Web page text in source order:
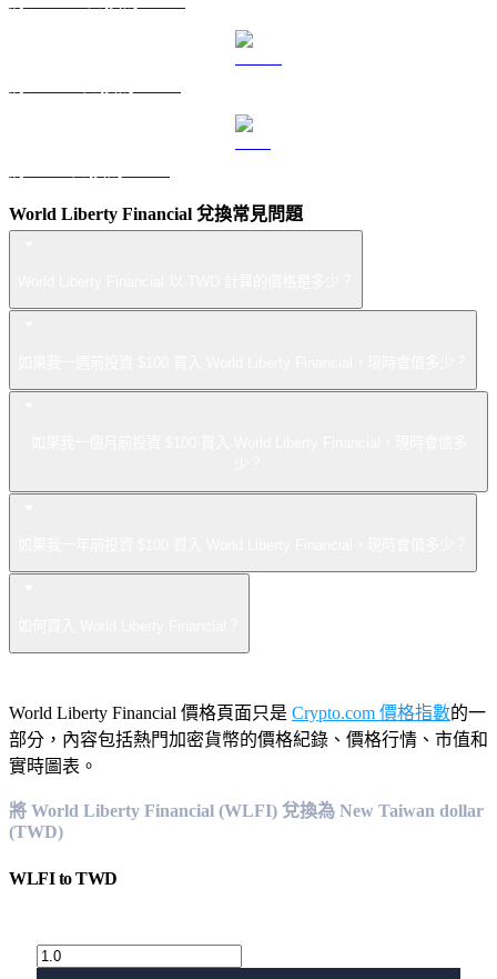
World Liberty Financial 兌換常見問題
World Liberty Financial 價格頁面只是 Crypto.com 價格指數的一
部分，內容包括熱門加密貨幣的價格紀錄、價格行情、市值和
實時圖表。
將 World Liberty Financial (WLFI) 兌換為 New Taiwan dollar
(TWD)
WLFItoTWD